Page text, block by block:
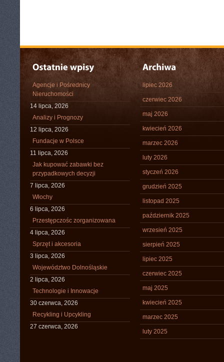
Agencje i Pośrednicy
Nieruchomości
14 lipca, 2026
Analizy i Prognozy
12 lipca, 2026
Fundacje w Polsce
11 lipca, 2026
Jak kupować zabawki bez
przypadkowych decyzji
7 lipca, 2026
Włochy
6 lipca, 2026
Przestępczośc zorganizowana
4 lipca, 2026
Sprzęt i akcesoria
3 lipca, 2026
Województwo Dolnośląskie
2 lipca, 2026
Technologie i Innowacje
30 czerwca, 2026
Recykling i Upcykling
27 czerwca, 2026
lipiec 2026
czerwiec 2026
maj 2026
kwiecień 2026
marzec 2026
luty 2026
styczeń 2026
grudzień 2025
listopad 2025
październik 2025
wrzesień 2025
sierpień 2025
lipiec 2025
czerwiec 2025
maj 2025
kwiecień 2025
marzec 2025
luty 2025